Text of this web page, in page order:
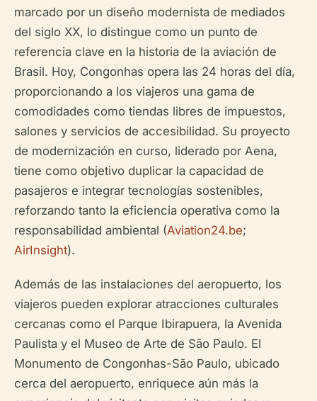
marcado por un diseño modernista de mediados
del siglo XX, lo distingue como un punto de
referencia clave en la historia de la aviación de
Brasil. Hoy, Congonhas opera las 24 horas del día,
proporcionando a los viajeros una gama de
comodidades como tiendas libres de impuestos,
salones y servicios de accesibilidad. Su proyecto
de modernización en curso, liderado por Aena,
tiene como objetivo duplicar la capacidad de
pasajeros e integrar tecnologías sostenibles,
reforzando tanto la eficiencia operativa como la
responsabilidad ambiental (Aviation24.be;
AirInsight).
Además de las instalaciones del aeropuerto, los
viajeros pueden explorar atracciones culturales
cercanas como el Parque Ibirapuera, la Avenida
Paulista y el Museo de Arte de São Paulo. El
Monumento de Congonhas-São Paulo, ubicado
cerca del aeropuerto, enriquece aún más la